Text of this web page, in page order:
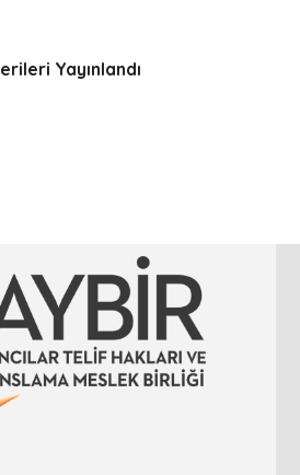
Yayınlandı